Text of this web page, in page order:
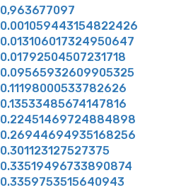
0,963677097
0.001059443154822426
0.013106017324950647
0.01792504507231718
0.09565932609905325
0.11198000533782626
0.13533485674147816
0.22451469724884898
0.26944694935168256
0.301123127527375
0.33519496733890874
0.3359753515640943